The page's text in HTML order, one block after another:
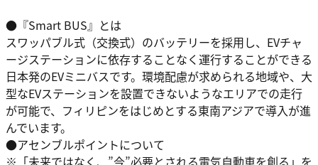
●『Smart BUS』とは
スワッパブル式（交換式）のバッテリーを採用し、EVチャ
ージステーションに依存することなく運行することができる
日本発のEVミニバスです。環境配慮が求められる地域や、大
型なEVステーションを設置できないようなエリアでの走行
が可能で、フィリピンをはじめとする東南アジアで導入が進
んでいます。
●アセンブルポイントについて
※「未来ではなく、”今”必要とされる電気自動車を創る」を